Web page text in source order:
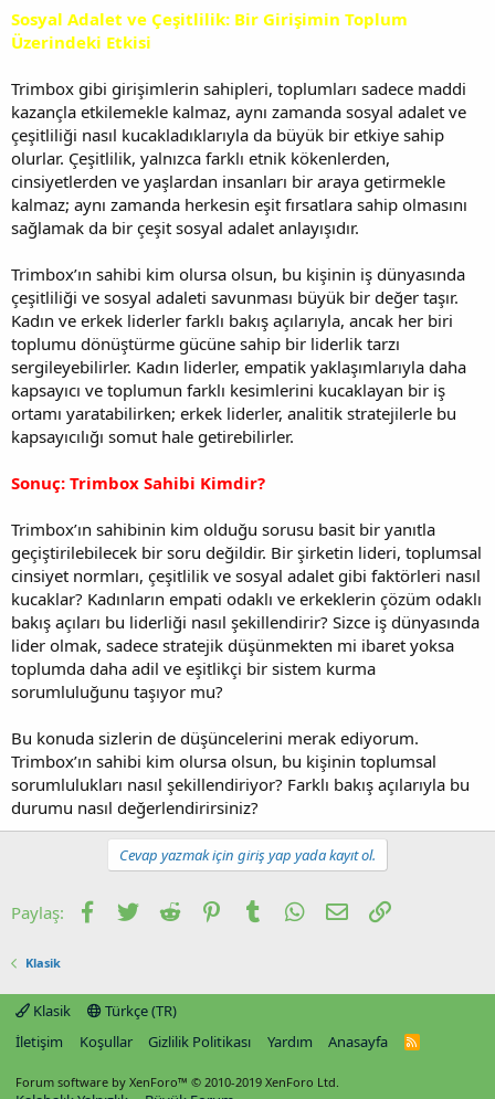
Sosyal Adalet ve Çeşitlilik: Bir Girişimin Toplum
Üzerindeki Etkisi
Trimbox gibi girişimlerin sahipleri, toplumları sadece maddi
kazançla etkilemekle kalmaz, aynı zamanda sosyal adalet ve
çeşitliliği nasıl kucakladıklarıyla da büyük bir etkiye sahip
olurlar. Çeşitlilik, yalnızca farklı etnik kökenlerden,
cinsiyetlerden ve yaşlardan insanları bir araya getirmekle
kalmaz; aynı zamanda herkesin eşit fırsatlara sahip olmasını
sağlamak da bir çeşit sosyal adalet anlayışıdır.
Trimbox’ın sahibi kim olursa olsun, bu kişinin iş dünyasında
çeşitliliği ve sosyal adaleti savunması büyük bir değer taşır.
Kadın ve erkek liderler farklı bakış açılarıyla, ancak her biri
toplumu dönüştürme gücüne sahip bir liderlik tarzı
sergileyebilirler. Kadın liderler, empatik yaklaşımlarıyla daha
kapsayıcı ve toplumun farklı kesimlerini kucaklayan bir iş
ortamı yaratabilirken; erkek liderler, analitik stratejilerle bu
kapsayıcılığı somut hale getirebilirler.
Sonuç: Trimbox Sahibi Kimdir?
Trimbox’ın sahibinin kim olduğu sorusu basit bir yanıtla
geçiştirilebilecek bir soru değildir. Bir şirketin lideri, toplumsal
cinsiyet normları, çeşitlilik ve sosyal adalet gibi faktörleri nasıl
kucaklar? Kadınların empati odaklı ve erkeklerin çözüm odaklı
bakış açıları bu liderliği nasıl şekillendirir? Sizce iş dünyasında
lider olmak, sadece stratejik düşünmekten mi ibaret yoksa
toplumda daha adil ve eşitlikçi bir sistem kurma
sorumluluğunu taşıyor mu?
Bu konuda sizlerin de düşüncelerini merak ediyorum.
Trimbox’ın sahibi kim olursa olsun, bu kişinin toplumsal
sorumlulukları nasıl şekillendiriyor? Farklı bakış açılarıyla bu
durumu nasıl değerlendirirsiniz?
Cevap yazmak için giriş yap yada kayıt ol.
Paylaş: Facebook
TwitterReddit PinterestTumblrWhatsApp
E-postaLink
Klasik
Klasik
Türkçe (TR)
İletişim
Koşullar Gizlilik Politikası Yardım Anasayfa
R
Forum software by XenForo™ © 2010-2019 XenForo Ltd.